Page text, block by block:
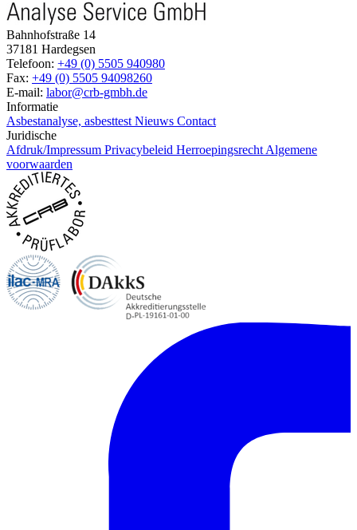
Bahnhofstraße 14
37181 Hardegsen
Telefoon: +49 (0) 5505 940980
Fax: +49 (0) 5505 94098260
E-mail: labor@crb-gmbh.de
Informatie
Asbestanalyse, asbesttest Nieuws Contact
Juridische
Afdruk/Impressum Privacybeleid Herroepingsrecht Algemene
voorwaarden